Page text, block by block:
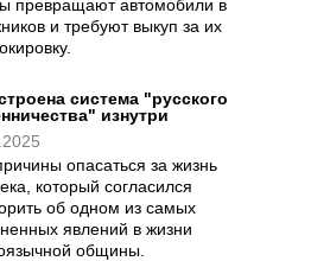
превращают автомобили в
и требуют выкуп за их
система "русского
изнутри
опасаться за жизнь
который согласился
об одном из самых
явлений в жизни
общины.